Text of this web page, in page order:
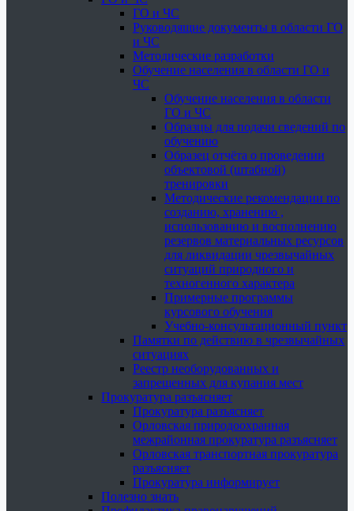
ГО и ЧС
Руководящие документы в области ГО
и ЧС
Методические разработки
Обучение населения в области ГО и
ЧС
Обучение населения в области
ГО и ЧС
Образцы для подачи сведений по
обучению
Образец отчёта о проведении
объектовой (штабной)
тренировки
Методические рекомендации по
созданию, хранению ,
использованию и восполнению
резервов материальных ресурсов
для ликвидации чрезвычайных
ситуаций природного и
техногенного характера
Примерные программы
курсового обучения
Учебно-консультационный пункт
Памятки по действию в чрезвычайных
ситуациях
Реестр необорудованных и
запрещенных для купания мест
Прокуратура разъясняет
Прокуратура разъясняет
Орловская природоохранная
межрайонная прокуратура разъясняет
Орловская транспортная прокуратура
разъясняет
Прокуратура информирует
Полезно знать